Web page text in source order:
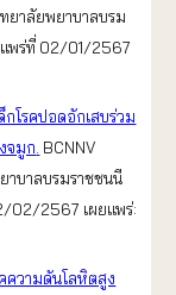
ยาลัยพยาบาลบรม
แพร่ที่ 02/01/2567
กโรคปอดอักเสบร่วม
จมูก BCNNV
บาลบรมราชชนนี
02/2567 เผยแพร่:
ความดันโลหิตสูง